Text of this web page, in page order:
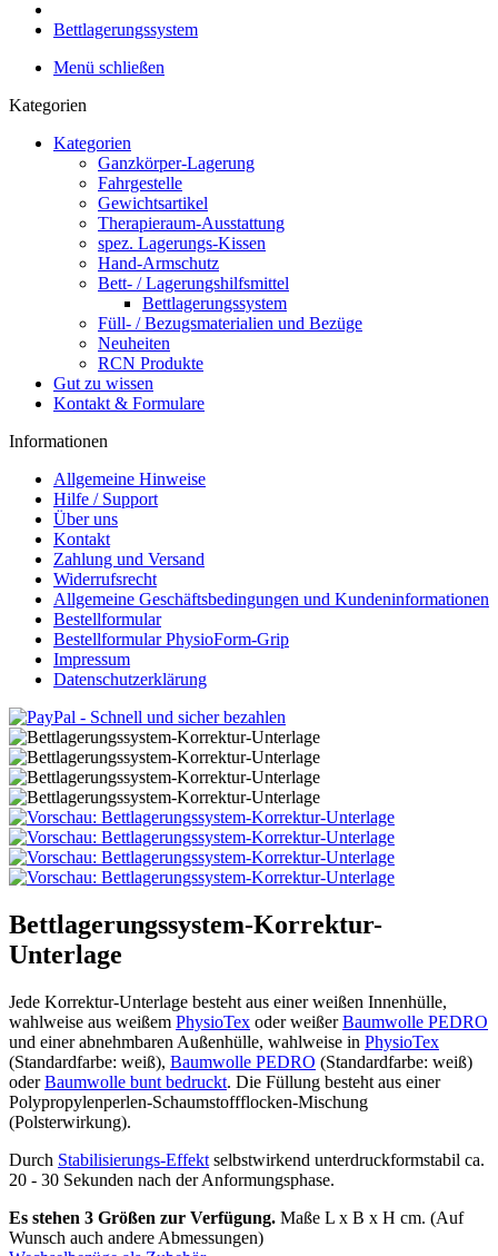
Bettlagerungssystem
Menü schließen
Kategorien
Kategorien
Ganzkörper-Lagerung
Fahrgestelle
Gewichtsartikel
Therapieraum-Ausstattung
spez. Lagerungs-Kissen
Hand-Armschutz
Bett- / Lagerungshilfsmittel
Bettlagerungssystem
Füll- / Bezugsmaterialien und Bezüge
Neuheiten
RCN Produkte
Gut zu wissen
Kontakt & Formulare
Informationen
Allgemeine Hinweise
Hilfe / Support
Über uns
Kontakt
Zahlung und Versand
Widerrufsrecht
Allgemeine Geschäftsbedingungen und Kundeninformationen
Bestellformular
Bestellformular PhysioForm-Grip
Impressum
Datenschutzerklärung
Bettlagerungssystem-Korrektur-
Unterlage
Jede Korrektur-Unterlage besteht aus einer weißen Innenhülle,
wahlweise aus weißem PhysioTex oder weißerBaumwolle PEDRO
und einer abnehmbaren Außenhülle, wahlweise in PhysioTex
(Standardfarbe: weiß), Baumwolle PEDRO (Standardfarbe: weiß)
oderBaumwolle bunt bedruckt. Die Füllung besteht aus einer
Polypropylenperlen-Schaumstoffflocken-Mischung
(Polsterwirkung).
Durch Stabilisierungs-Effekt selbstwirkend unterdruckformstabil ca.
20 - 30 Sekunden nach der Anformungsphase.
Es stehen 3 Größen zur Verfügung. Maße L x B x H cm. (Auf
Wunsch auch andere Abmessungen)